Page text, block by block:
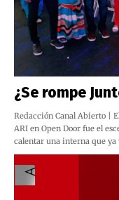
¿Se rompe
Redacción Canal Abierto |
ARI en Open Door fue el
calentar una interna que ya